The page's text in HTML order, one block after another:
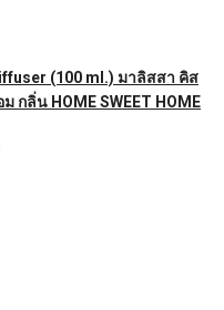
(100 ml.) มาลิสสา คิส
กลิ่น HOME SWEET HOME